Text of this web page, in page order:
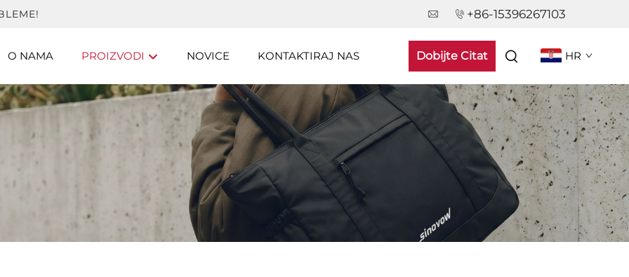
+86-15396267103
O NAMA PROIZVODI NOVICE KONTAKTIRAJ NAS Dobijte Citat HR